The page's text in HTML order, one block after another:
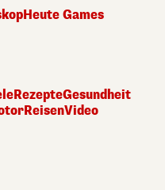
Heute Games
RezepteGesundheit
ReisenVideo